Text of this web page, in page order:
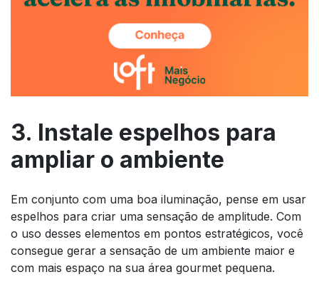
3. Instale espelhos para
ampliar o ambiente
Em conjunto com uma boa iluminação, pense em usar
espelhos para criar uma sensação de amplitude. Com
o uso desses elementos em pontos estratégicos, você
consegue gerar a sensação de um ambiente maior e
com mais espaço na sua área gourmet pequena.